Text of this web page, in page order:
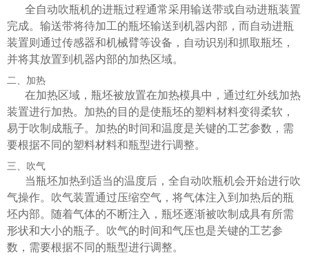
全自动吹瓶机的进瓶过程通常采用输送带或自动进瓶装置
完成。输送带将待加工的瓶坯输送到机器内部，而自动进瓶
装置则通过传感器和机械臂等设备，自动识别和抓取瓶坯，
并将其放置到机器内部的加热区域。
二、加热
在加热区域，瓶坯被放置在加热模具中，通过红外线加热
装置进行加热。加热的目的是使瓶坯的塑料材料变得柔软，
易于吹制成瓶子。加热的时间和温度是关键的工艺参数，需
要根据不同的塑料材料和瓶型进行调整。
三、吹气
当瓶坯加热到适当的温度后，全自动吹瓶机会开始进行吹
气操作。吹气装置通过压缩空气，将气体注入到加热后的瓶
坯内部。随着气体的不断注入，瓶坯逐渐被吹制成具有所需
形状和大小的瓶子。吹气的时间和气压也是关键的工艺参
数，需要根据不同的瓶型进行调整。